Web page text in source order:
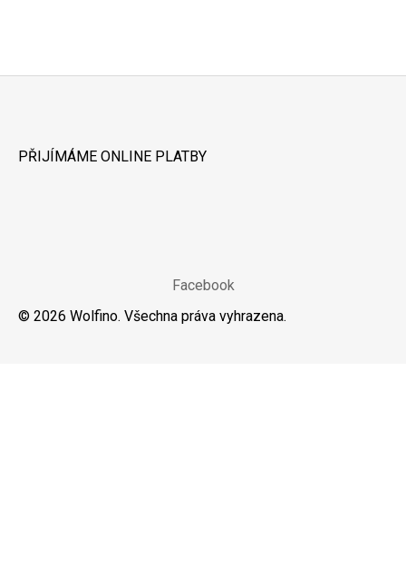
PŘIJÍMÁME ONLINE PLATBY
Facebook
© 2026 Wolfino. Všechna práva vyhrazena.